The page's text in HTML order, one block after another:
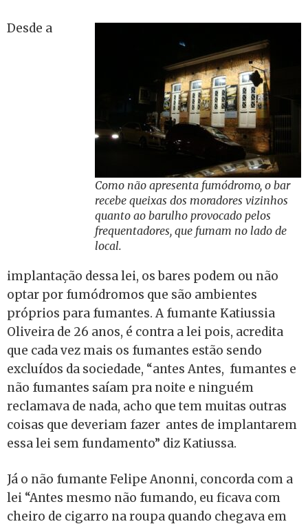
Como não apresenta fumódromo, o bar
recebe queixas dos moradores vizinhos
quanto ao barulho provocado pelos
frequentadores, que fumam no lado de
local.
Desde a
implantação dessa lei, os bares podem ou não
optar por fumódromos que são ambientes
próprios para fumantes. A fumante Katiussia
Oliveira de 26 anos, é contra a lei pois, acredita
que cada vez mais os fumantes estão sendo
excluídos da sociedade, “antes Antes, fumantes e
não fumantes saíam pra noite e ninguém
reclamava de nada, acho que tem muitas outras
coisas que deveriam fazer antes de implantarem
essa lei sem fundamento” diz Katiussa.
Já o não fumante Felipe Anonni, concorda com a
lei “Antes mesmo não fumando, eu ficava com
cheiro de cigarro na roupa quando chegava em